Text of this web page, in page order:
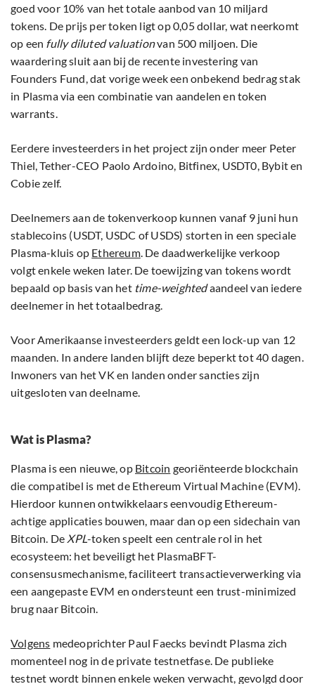
goed voor 10% van het totale aanbod van 10 miljard
tokens. De prijs per token ligt op 0,05 dollar, wat neerkomt
op een fully diluted valuationvan 500 miljoen. Die
waardering sluit aan bij de recente investering van
Founders Fund, dat vorige week een onbekend bedrag stak
in Plasma via een combinatie van aandelen en token
warrants.
Eerdere investeerders in het project zijn onder meer Peter
Thiel, Tether-CEO Paolo Ardoino, Bitfinex, USDT0, Bybit en
Cobie zelf.
Deelnemers aan de tokenverkoop kunnen vanaf 9 juni hun
stablecoins (USDT, USDC of USDS) storten in een speciale
Plasma-kluis op Ethereum. De daadwerkelijke verkoop
volgt enkele weken later. De toewijzing van tokens wordt
bepaald op basis van het time-weightedaandeel van iedere
deelnemer in het totaalbedrag.
Voor Amerikaanse investeerders geldt een lock-up van 12
maanden. In andere landen blijft deze beperkt tot 40 dagen.
Inwoners van het VK en landen onder sancties zijn
uitgesloten van deelname.
Wat is Plasma?
Plasma is een nieuwe, op Bitcoin georiënteerde blockchain
die compatibel is met de Ethereum Virtual Machine (EVM).
Hierdoor kunnen ontwikkelaars eenvoudig Ethereum-
achtige applicaties bouwen, maar dan op een sidechain van
Bitcoin. De XPL-token speelt een centrale rol in het
ecosysteem: het beveiligt het PlasmaBFT-
consensusmechanisme, faciliteert transactieverwerking via
een aangepaste EVM en ondersteunt een trust-minimized
brug naar Bitcoin.
Volgens medeoprichter Paul Faecks bevindt Plasma zich
momenteel nog in de private testnetfase. De publieke
testnet wordt binnen enkele weken verwacht, gevolgd door